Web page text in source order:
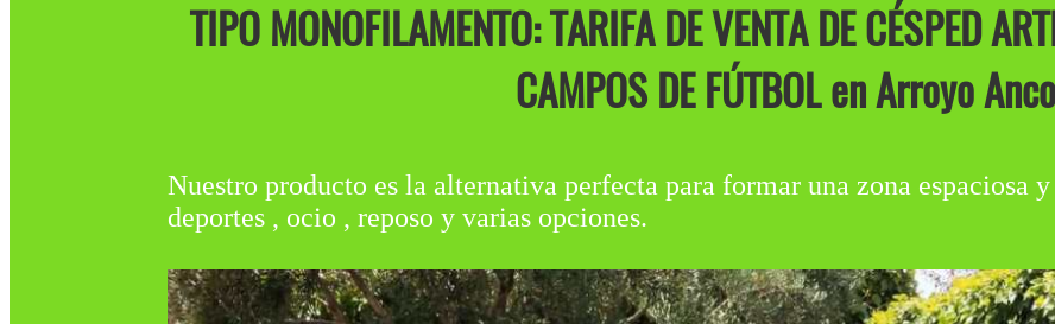
TIPO MONOFILAMENTO: TARIFA DE VENTA DE CÉSPED
CAMPOS DE FÚTBOL en Arroyo
Nuestro producto es la alternativa perfecta para formar una zona espaciosa
deportes , ocio , reposo y varias opciones.